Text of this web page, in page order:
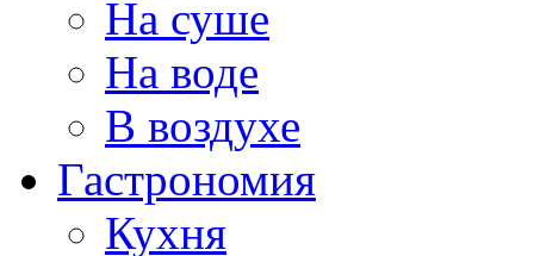
На суше
На воде
В воздухе
Гастрономия
Кухня